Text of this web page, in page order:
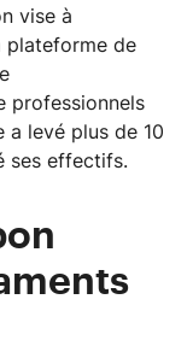
vise à
plateforme de
professionnels
a levé plus de 10
ses effectifs.